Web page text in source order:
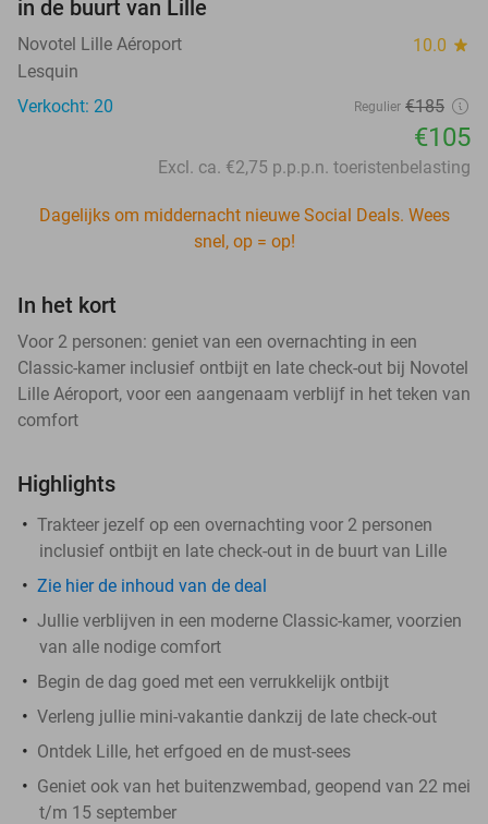
in de buurt van Lille
Novotel Lille Aéroport 10.0 star
Lesquin
Verkocht: 20
Regulier €185
€105
Excl. ca. €2,75 p.p.p.n. toeristenbelasting
Dagelijks om middernacht nieuwe Social Deals. Wees
snel, op = op!
In het kort
Voor 2 personen: geniet van een overnachting in een
Classic-kamer inclusief ontbijt en late check-out bij Novotel
Lille Aéroport, voor een aangenaam verblijf in het teken van
comfort
Highlights
Trakteer jezelf op een overnachting voor 2 personen
inclusief ontbijt en late check-out in de buurt van Lille
Zie hier de inhoud van de deal
Jullie verblijven in een moderne Classic-kamer, voorzien
van alle nodige comfort
Begin de dag goed met een verrukkelijk ontbijt
Verleng jullie mini-vakantie dankzij de late check-out
Ontdek Lille, het erfgoed en de must-sees
Geniet ook van het buitenzwembad, geopend van 22 mei
t/m 15 september